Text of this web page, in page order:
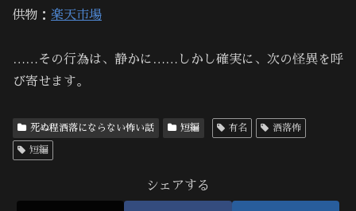
供物： 楽天市場
……その行為は、静かに……しかし確実に、次の怪異を呼
び寄せます。
死ぬ程洒落にならない怖い話 短編 有名 洒落怖
短編
シェアする